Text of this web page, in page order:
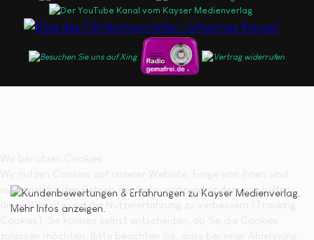
Wir benutzen Cookies
Wir nutzen Cookies auf unserer Website. Einige von ihnen sind
essenziell für den Betrieb der Seite, während andere uns helfen,
diese Website und die Nutzererfahrung zu verbessern (Tracking
Cookies). Sie können selbst entscheiden, ob Sie die Cookies
zulassen möchten. Bitte beachten Sie, dass bei einer Ablehnung